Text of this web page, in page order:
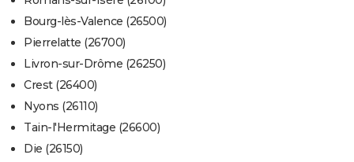
Bourg-lès-Valence (26500)
Pierrelatte (26700)
Livron-sur-Drôme (26250)
Crest (26400)
Nyons (26110)
Tain-l'Hermitage (26600)
Die (26150)